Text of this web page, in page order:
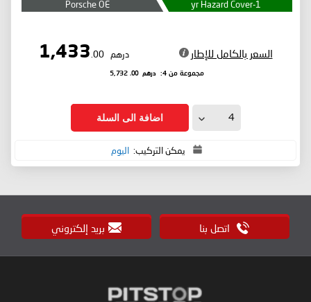
1-yr Hazard Cover
Porsche OE
السعر بالكامل للإطار درهم 1,433
.00
مجموعة من 4: درهم 5,732
.00
اضافة الى السلة
يمكن التركيب: اليوم
اتصل بنا بريد إلكتروني